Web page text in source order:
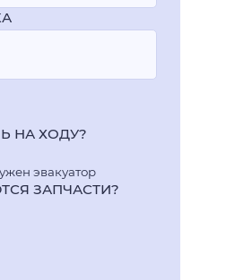
НА ХОДУ?
эвакуатор
ЗАПЧАСТИ?